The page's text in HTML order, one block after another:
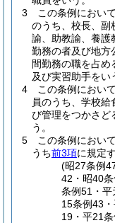
3
この条例におい
のうち、校長、副
諭、助教諭、養護
勤務の者及び地方
間勤務の職を占め
及び実習助手をい
4
この条例におい
員のうち、学校給
び管理をつかさど
う。
5
この条例におい
うち前3項に規定
(昭27条例
42・昭40
条例51・
15条例43
19・平21